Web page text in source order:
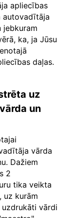
apliecības
autovadītāja
jebkuram
ka, ja Jūsu
daļas.
uz
un
vārda
Dažiem
2
tika veikta
uz kurām
vārdi